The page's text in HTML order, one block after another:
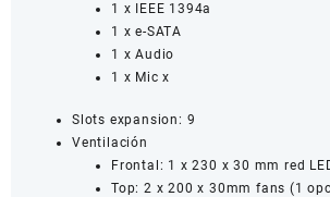
1 x IEEE 1394a
1 x e-SATA
1 x Audio
1 x Mic x
Slots expansion: 9
Ventilación
Frontal: 1 x 230 x 30 mm red
Top: 2 x 200 x 30mm fans (1